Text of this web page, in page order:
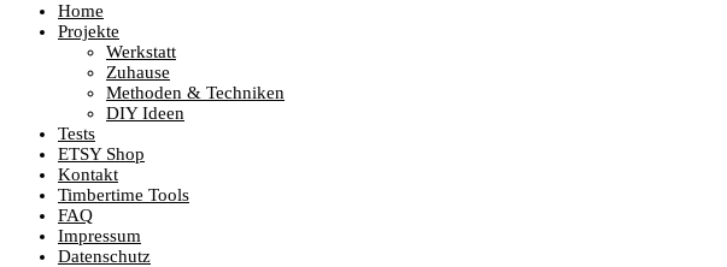
Home
Projekte
Werkstatt
Zuhause
Methoden & Techniken
DIY Ideen
Tests
ETSY Shop
Kontakt
Timbertime Tools
FAQ
Impressum
Datenschutz